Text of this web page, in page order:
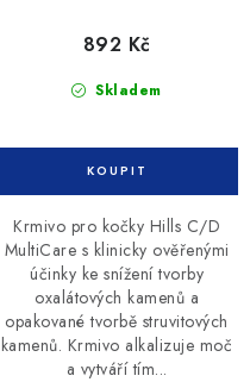
Skladem
892 Kč
Krmivo pro kočky Hills C/D
MultiCare s klinicky ověřenými
účinky ke snížení tvorby
oxalátových kamenů a
opakované tvorbě struvitových
kamenů. Krmivo alkalizuje moč
a vytváří tím...